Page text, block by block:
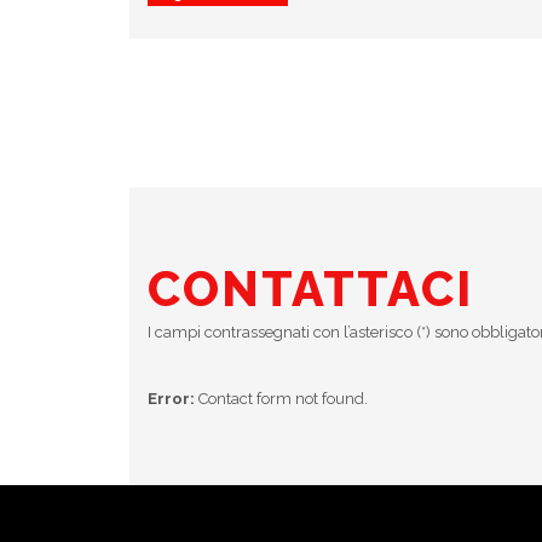
CONTATTACI
I campi contrassegnati con l’asterisco (*) sono
Error: Contact form not found.